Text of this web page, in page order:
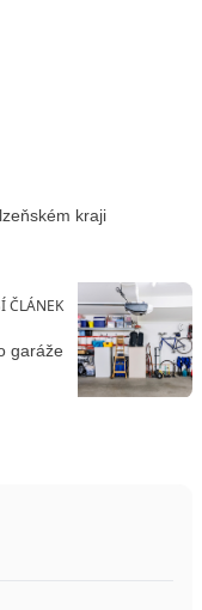
kraji
ČLÁNEK
garáže